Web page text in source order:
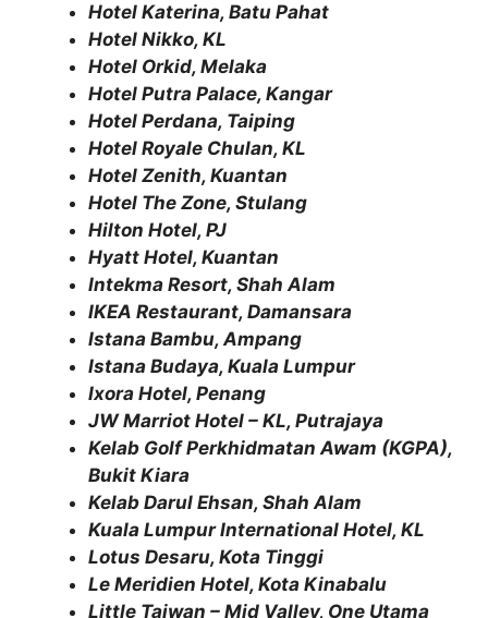
Hotel Katerina, Batu Pahat
Hotel Nikko, KL
Hotel Orkid, Melaka
Hotel Putra Palace, Kangar
Hotel Perdana, Taiping
Hotel Royale Chulan, KL
Hotel Zenith, Kuantan
Hotel The Zone, Stulang
Hilton Hotel, PJ
Hyatt Hotel, Kuantan
Intekma Resort, Shah Alam
IKEA Restaurant, Damansara
Istana Bambu, Ampang
Istana Budaya, Kuala Lumpur
Ixora Hotel, Penang
JW Marriot Hotel – KL, Putrajaya
Kelab Golf Perkhidmatan Awam (KGPA),
Bukit Kiara
Kelab Darul Ehsan, Shah Alam
Kuala Lumpur International Hotel, KL
Lotus Desaru, Kota Tinggi
Le Meridien Hotel, Kota Kinabalu
Little Taiwan – Mid Valley, One Utama